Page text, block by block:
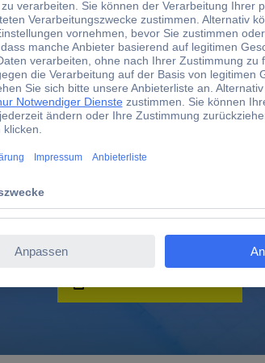
Verkäufer und platzieren Sie Ihr